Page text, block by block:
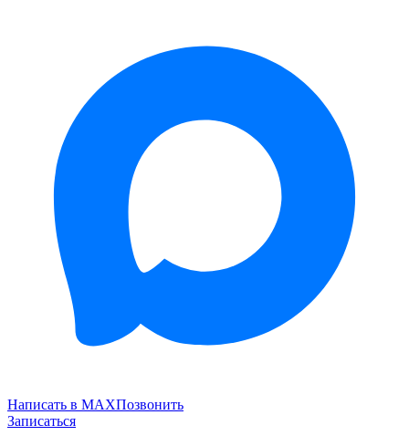
Написать в MAXПозвонить
Записаться